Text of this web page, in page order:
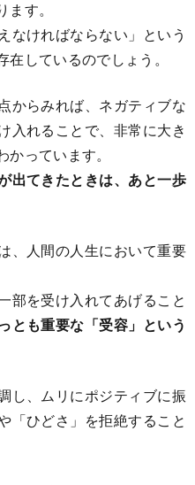
す。
なければならない」という
しているのでしょう。
からみれば、ネガティブな
入れることで、非常に大き
っています。
出てきたときは、あと一歩
、人間の人生において重要
部を受け入れてあげること
とも重要な「受容」という
し、ムリにポジティブに振
「ひどさ」を拒絶すること